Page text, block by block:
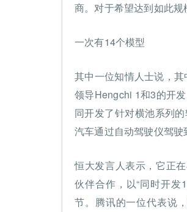
商。对于希望达到如此规
一次有14个模型
其中一位知情人士说，
领导Hengchi 1和3的开
同开发了针对横池系列
汽车通过自动驾驶仪驾驶
恒大发言人表示，它正
伙伴合作，以“同时开
节。腾讯的一位代表说